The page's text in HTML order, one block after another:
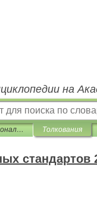
на
Указатель национальных стандартов 2013 Толкования
стандартов